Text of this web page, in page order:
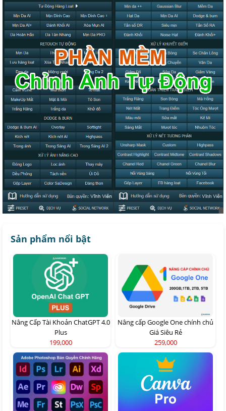
Sản phẩm nổi bật
Nâng Cấp Tài Khoản ChatGPT 4.0
Plus
199,000
Nâng cấp Google One chính chủ
Giá Siêu Rẻ
259,000